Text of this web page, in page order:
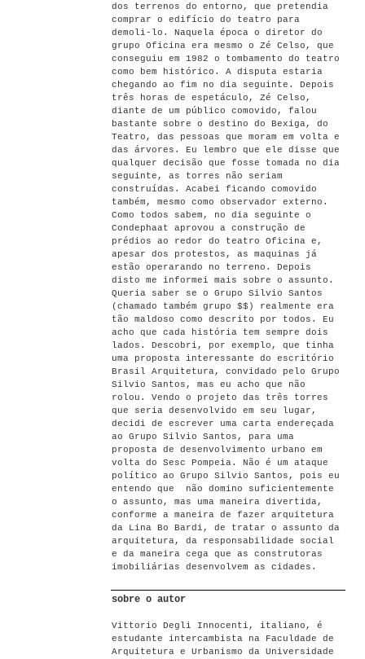
dos terrenos do entorno, que pretendia
comprar o edifício do teatro para
demoli-lo. Naquela época o diretor do
grupo Oficina era mesmo o Zé Celso, que
conseguiu em 1982 o tombamento do teatro
como bem histórico. A disputa estaria
chegando ao fim no dia seguinte. Depois
três horas de espetáculo, Zé Celso,
diante de um público comovido, falou
bastante sobre o destino do Bexiga, do
Teatro, das pessoas que moram em volta e
das árvores. Eu lembro que ele disse que
qualquer decisão que fosse tomada no dia
seguinte, as torres não seriam
construídas. Acabei ficando comovido
também, mesmo como observador externo.
Como todos sabem, no dia seguinte o
Condephaat aprovou a construção de
prédios ao redor do teatro Oficina e,
apesar dos protestos, as maquinas já
estão operarando no terreno. Depois
disto me informei mais sobre o assunto.
Queria saber se o Grupo Silvio Santos
(chamado também grupo $$) realmente era
tão maldoso como descrito por todos. Eu
acho que cada história tem sempre dois
lados. Descobri, por exemplo, que tinha
uma proposta interessante do escritório
Brasil Arquitetura, convidado pelo Grupo
Silvio Santos, mas eu acho que não
rolou. Vendo o projeto das três torres
que seria desenvolvido em seu lugar,
decidi de escrever uma carta endereçada
ao Grupo Silvio Santos, para uma
proposta de desenvolvimento urbano em
volta do Sesc Pompeia. Não é um ataque
político ao Grupo Silvio Santos, pois eu
entendo que não domino suficientemente
o assunto, mas uma maneira divertida,
conforme a maneira de fazer arquitetura
da Lina Bo Bardi, de tratar o assunto da
arquitetura, da responsabilidade social
e da maneira cega que as construtoras
imobiliárias desenvolvem as cidades.
sobre o autor
Vittorio Degli Innocenti, italiano, é
estudante intercambista na Faculdade de
Arquitetura e Urbanismo da Universidade